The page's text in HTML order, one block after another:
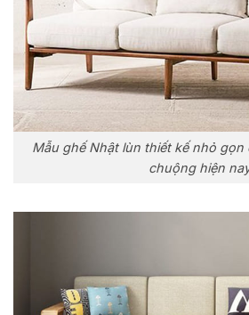
Mẫu ghế Nhật lùn thiết kế nhỏ
chuộng hiện